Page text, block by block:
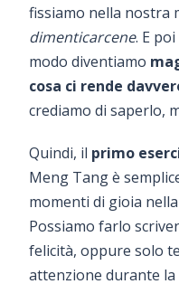
fissiamo nella nostra
dimenticarcene. E
modo diventiamo
cosa ci rende
crediamo di saperlo,
Quindi, il primo
Meng Tang è
momenti di gioia
Possiamo farlo
felicità, oppure solo
attenzione durante